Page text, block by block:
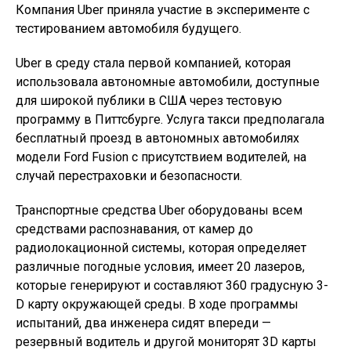
Компания Uber приняла участие в эксперименте с
тестированием автомобиля будущего.
Uber в среду стала первой компанией, которая
использовала автономные автомобили, доступные
для широкой публики в США через тестовую
программу в Питтсбурге. Услуга такси предполагала
бесплатный проезд в автономных автомобилях
модели Ford Fusion с присутствием водителей, на
случай перестраховки и безопасности.
Транспортные средства Uber оборудованы всем
средствами распознавания, от камер до
радиолокационной системы, которая определяет
различные погодные условия, имеет 20 лазеров,
которые генерируют и составляют 360 градусную 3-
D карту окружающей среды. В ходе программы
испытаний, два инженера сидят впереди —
резервный водитель и другой мониторят 3D карты